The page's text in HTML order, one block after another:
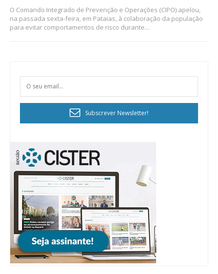
O Comando Integrado de Prevenção e Operações (CIPO) apelou,
na passada sexta-feira, em Pataias, à colaboração da população
para evitar comportamentos de risco durante...
Subscrever Newsletter!